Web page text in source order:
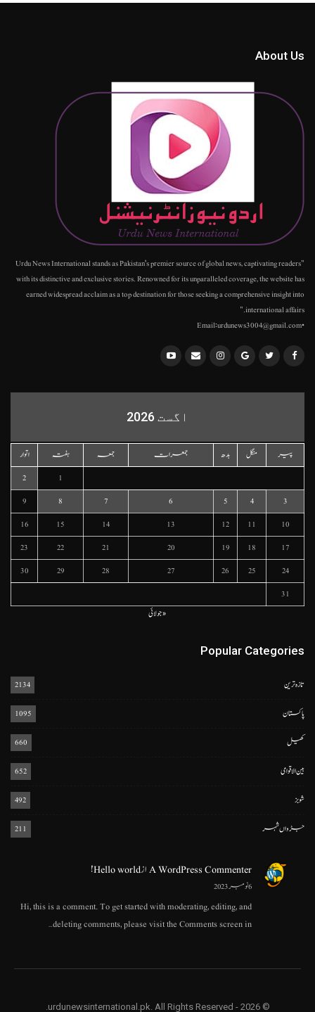
About Us
"Urdu News International stands as Pakistan's premier source of global news, captivating readers
with its distinctive and exclusive stories. Renowned for its unparalleled coverage, the website has
earned widespread acclaim as a top destination for those seeking a comprehensive insight into
international affairs."
•Email:urdunews3004@gmail.com
اگست 2026
پیر منگل بدھ جمعرات جمعہ ہفتہ
اتوار
1
2
3
4
5
6
7
8
9
10
11
12
13
14
15
16
17
18
19
20
21
22
23
24
25
26
27
28
29
30
31
« جولائی
Popular Categories
تازہ ترین 2134
پاکستان 1095
کھیل 660
بین الاقوامی 652
شوبز 492
جڑواں شہر 211
A WordPress CommenterازHello world!
6 نومبر 2023
Hi, this is a comment. To get started with moderating, editing, and
deleting comments, please visit the Comments screen in…
© 2026 - urdunewsinternational.pk. All Rights Reserved.